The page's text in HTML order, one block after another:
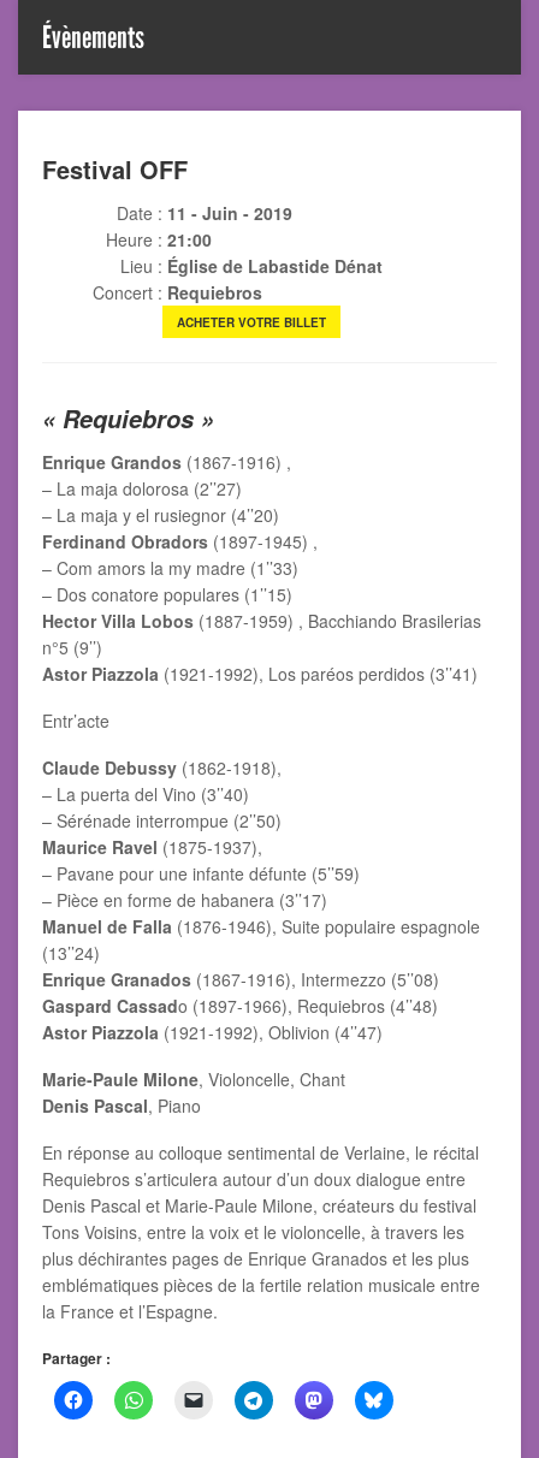
Évènements
Festival OFF
Date : 11 - Juin - 2019
Heure : 21:00
Lieu : Église de Labastide Dénat
Concert : Requiebros
ACHETER VOTRE BILLET
« Requiebros »
Enrique Grandos (1867-1916) ,
– La maja dolorosa (2’’27)
– La maja y el rusiegnor (4’’20)
Ferdinand Obradors (1897-1945) ,
– Com amors la my madre (1’’33)
– Dos conatore populares (1’’15)
Hector Villa Lobos (1887-1959) , Bacchiando Brasilerias
n°5 (9’’)
Astor Piazzola (1921-1992), Los paréos perdidos (3’’41)
Entr’acte
Claude Debussy (1862-1918),
– La puerta del Vino (3’’40)
– Sérénade interrompue (2’’50)
Maurice Ravel (1875-1937),
– Pavane pour une infante défunte (5’’59)
– Pièce en forme de habanera (3’’17)
Manuel de Falla (1876-1946), Suite populaire espagnole
(13’’24)
Enrique Granados (1867-1916), Intermezzo (5’’08)
Gaspard Cassado (1897-1966), Requiebros (4’’48)
Astor Piazzola (1921-1992), Oblivion (4’’47)
Marie-Paule Milone, Violoncelle, Chant
Denis Pascal, Piano
En réponse au colloque sentimental de Verlaine, le récital
Requiebros s’articulera autour d’un doux dialogue entre
Denis Pascal et Marie-Paule Milone, créateurs du festival
Tons Voisins, entre la voix et le violoncelle, à travers les
plus déchirantes pages de Enrique Granados et les plus
emblématiques pièces de la fertile relation musicale entre
la France et l’Espagne.
Partager :